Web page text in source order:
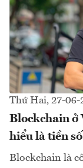
Thứ Hai, 27-06-
Blockchain ở
hiểu là tiền
Blockchain là